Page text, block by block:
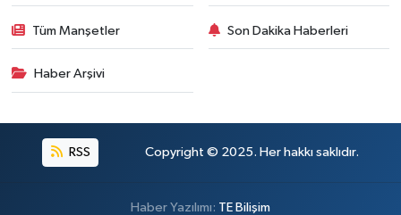
Tüm Manşetler Son Dakika Haberleri
Haber Arşivi
RSS Copyright © 2025. Her hakkı saklıdır.
Haber Yazılımı: TE Bilişim